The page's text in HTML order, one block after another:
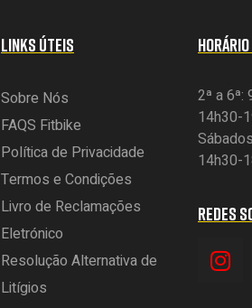
LINKS ÚTEIS
Sobre Nós
FAQS Fitbike
Política de Privacidade
Termos e Condições
Livro de Reclamações
Eletrónico
Resolução Alternativa de
Litígios
2ª a 6ª:
14h30-
14h30-
REDES